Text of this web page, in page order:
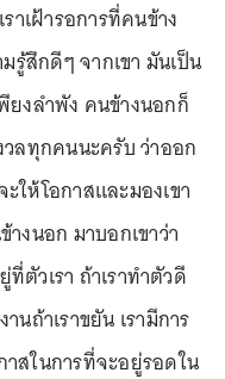
าเฝ้ารอการที่คนข้าง
มรู้สึกดีๆ จากเขา มันเป็น
ยงลำพัง คนข้างนอกก็
วลทุกคนนะครับ ว่าออก
ให้โอกาสและมองเขา
งนอก มาบอกเขาว่า
ตัวเรา ถ้าเราทำตัวดี
นถ้าเราขยัน เรามีการ
สในการที่จะอยู่รอดใน